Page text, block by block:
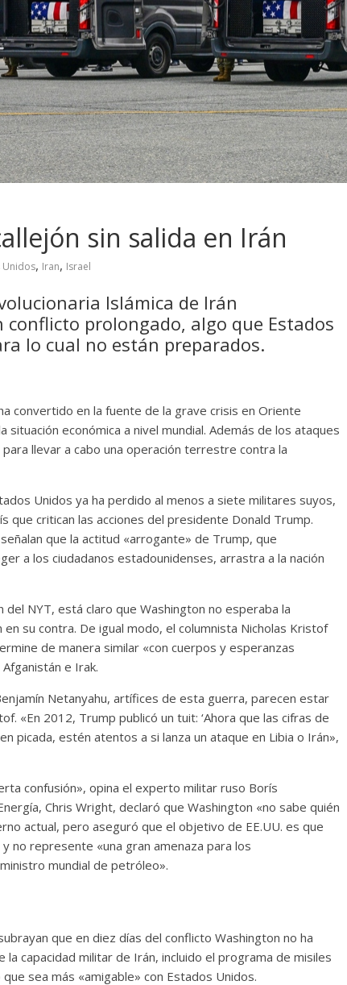
sin salida en Irán
Unidos, Iran, Israel
Islámica de Irán
prolongado, algo que Estados
lo cual no están preparados.
convertido en la fuente de la grave crisis en Oriente
económica a nivel mundial. Además de los ataques
llevar a cabo una operación terrestre contra la
Unidos ya ha perdido al menos a siete militares suyos,
que critican las acciones del presidente Donald Trump.
que la actitud «arrogante» de Trump, que
a los ciudadanos estadounidenses, arrastra a la nación
NYT, está claro que Washington no esperaba la
su contra. De igual modo, el columnista Nicholas Kristof
de manera similar «con cuerpos y esperanzas
e Irak.
Netanyahu, artífices de esta guerra, parecen estar
«En 2012, Trump publicó un tuit: ‘Ahora que las cifras de
picada, estén atentos a si lanza un ataque en Libia o Irán»,
confusión», opina el experto militar ruso Borís
Chris Wright, declaró que Washington «no sabe quién
actual, pero aseguró que el objetivo de EE.UU. es que
no represente «una gran amenaza para los
mundial de petróleo».
que en diez días del conflicto Washington no ha
capacidad militar de Irán, incluido el programa de misiles
sea más «amigable» con Estados Unidos.